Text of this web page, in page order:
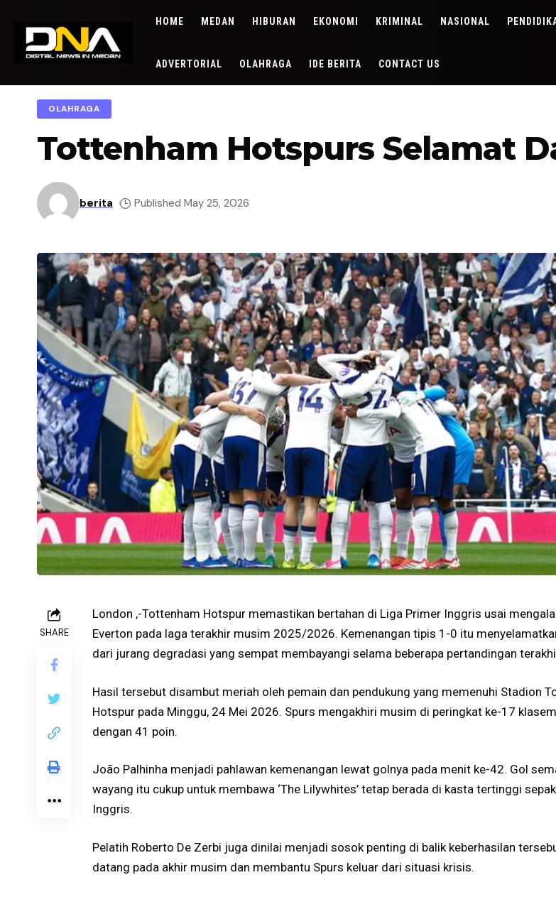
HOME MEDAN HIBURAN EKONOMI KRIMINAL NASIONAL
ADVERTORIAL OLAHRAGA IDE BERITA CONTACT US
OLAHRAGA
Tottenham Hotspurs Selamat
berita Published May 25, 2026
SHARE
London ,-Tottenham Hotspur memastikan bertahan di Liga Primer Inggris usai
Everton pada laga terakhir musim 2025/2026. Kemenangan tipis 1-0 itu
dari jurang degradasi yang sempat membayangi selama beberapa pertandingan
Hasil tersebut disambut meriah oleh pemain dan pendukung yang memenuhi Stadion
Hotspur pada Minggu, 24 Mei 2026. Spurs mengakhiri musim di peringkat ke-17
dengan 41 poin.
João Palhinha menjadi pahlawan kemenangan lewat golnya pada menit ke-42. Gol
wayang itu cukup untuk membawa ‘The Lilywhites’ tetap berada di kasta tertinggi
Inggris.
Pelatih Roberto De Zerbi juga dinilai menjadi sosok penting di balik keberhasilan
datang pada akhir musim dan membantu Spurs keluar dari situasi krisis.